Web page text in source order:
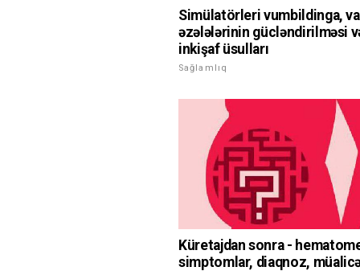
Simülatörleri vumbildinga,
əzələlərinin gücləndirilməsi
inkişaf üsulları
Sağlamlıq
Küretajdan sonra -
simptomlar, diaqnoz,